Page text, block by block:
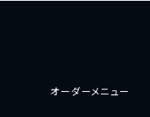
オーダーメニュー